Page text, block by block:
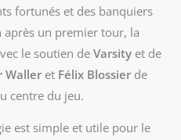
fortunés et des banquiers
après un premier tour, la
le soutien de Varsity et de
Waller et Félix Blossier de
centre du jeu.
est simple et utile pour le